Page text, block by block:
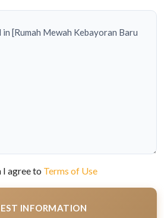
agree to Terms of Use
INFORMATION